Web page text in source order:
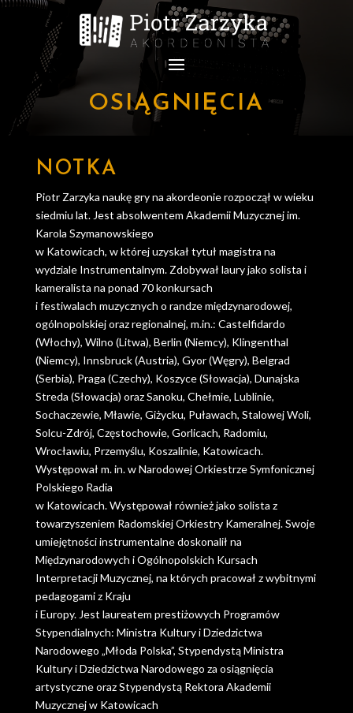
OSIĄGNIĘCIA
NOTKA
Piotr Zarzyka naukę gry na akordeonie rozpoczął w wieku
siedmiu lat. Jest absolwentem Akademii Muzycznej im.
Karola Szymanowskiego
w Katowicach, w której uzyskał tytuł magistra na
wydziale Instrumentalnym. Zdobywał laury jako solista i
kameralista na ponad 70 konkursach
i festiwalach muzycznych o randze międzynarodowej,
ogólnopolskiej oraz regionalnej, m.in.: Castelfidardo
(Włochy), Wilno (Litwa), Berlin (Niemcy), Klingenthal
(Niemcy), Innsbruck (Austria), Gyor (Węgry), Belgrad
(Serbia), Praga (Czechy), Koszyce (Słowacja), Dunajska
Streda (Słowacja) oraz Sanoku, Chełmie, Lublinie,
Sochaczewie, Mławie, Giżycku, Puławach, Stalowej Woli,
Solcu-Zdrój, Częstochowie, Gorlicach, Radomiu,
Wrocławiu, Przemyślu, Koszalinie, Katowicach.
Występował m. in. w Narodowej Orkiestrze Symfonicznej
Polskiego Radia
w Katowicach. Występował również jako solista z
towarzyszeniem Radomskiej Orkiestry Kameralnej. Swoje
umiejętności instrumentalne doskonalił na
Międzynarodowych i Ogólnopolskich Kursach
Interpretacji Muzycznej, na których pracował z wybitnymi
pedagogami z Kraju
i Europy. Jest laureatem prestiżowych Programów
Stypendialnych: Ministra Kultury i Dziedzictwa
Narodowego „Młoda Polska”, Stypendystą Ministra
Kultury i Dziedzictwa Narodowego za osiągnięcia
artystyczne oraz Stypendystą Rektora Akademii
Muzycznej w Katowicach